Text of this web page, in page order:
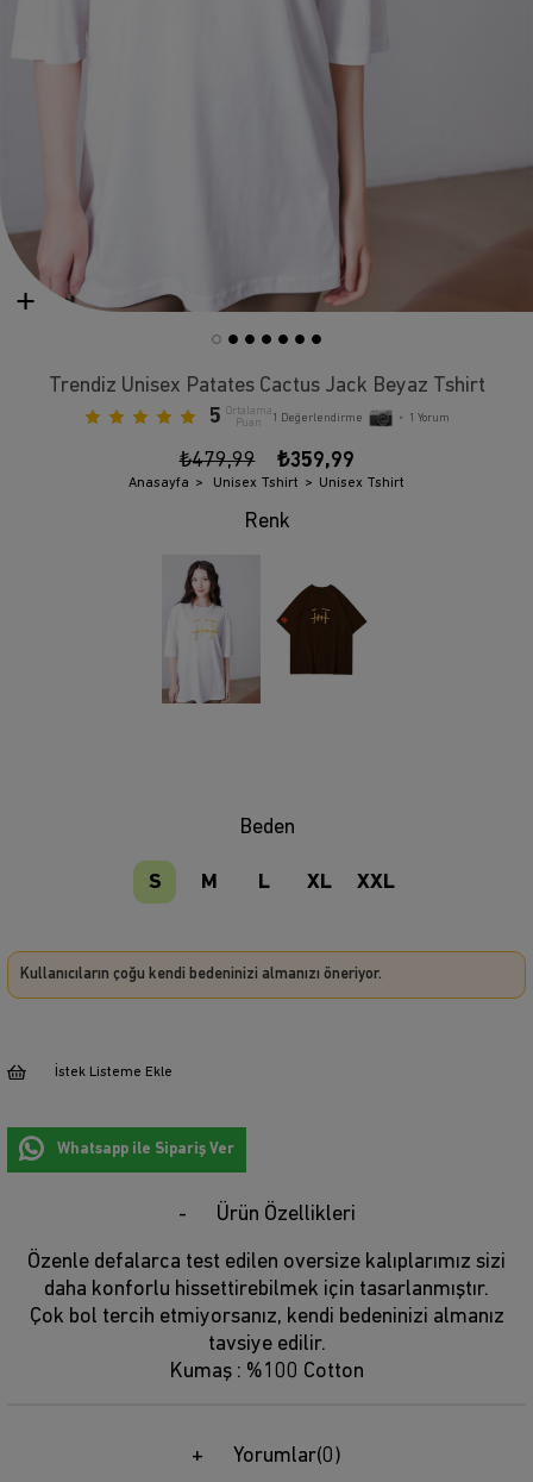
Trendiz Unisex Patates Cactus Jack Beyaz Tshirt
5 Ortalama
Puan
1 Değerlendirme • 1 Yorum
₺479,99 ₺359,99
Anasayfa Unisex Tshirt Unisex Tshirt
Beden
S M L XL XXL
Kullanıcıların çoğu kendi bedeninizi almanızı öneriyor.
İstek Listeme Ekle
Whatsapp ile Sipariş Ver
Ürün Özellikleri
Özenle defalarca test edilen oversize kalıplarımız sizi
daha konforlu hissettirebilmek için tasarlanmıştır.
Çok bol tercih etmiyorsanız, kendi bedeninizi almanız
tavsiye edilir.
Kumaş : %100 Cotton
Yorumlar(0)